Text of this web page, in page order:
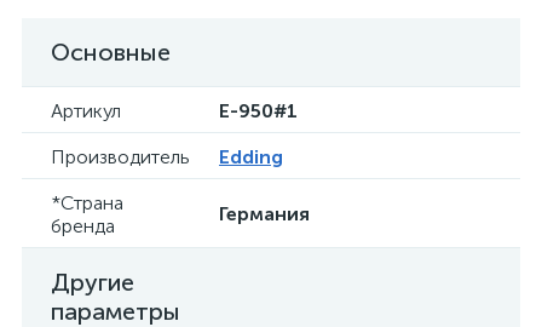
Основные
Артикул
E-950#1
Производитель
Edding
*Страна
бренда
Германия
Другие
параметры